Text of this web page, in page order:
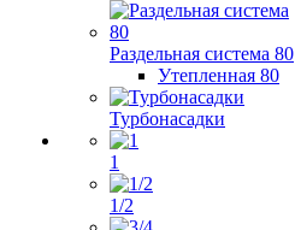
Раздельная система 80
Утепленная 80
Турбонасадки
1
1/2